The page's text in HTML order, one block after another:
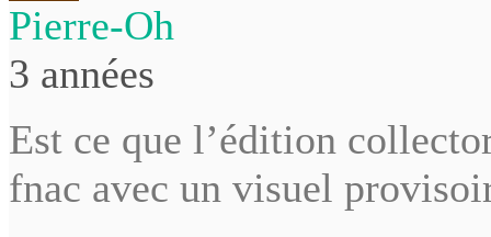
Pierre-Oh
3 années
Est ce que l’édition
fnac avec un visuel